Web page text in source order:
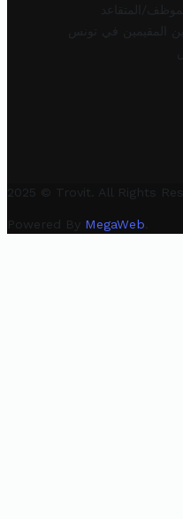
المتقاعد
المقيمين في تونس
2025 © Trovit. All Rights
Powered By MegaWeb